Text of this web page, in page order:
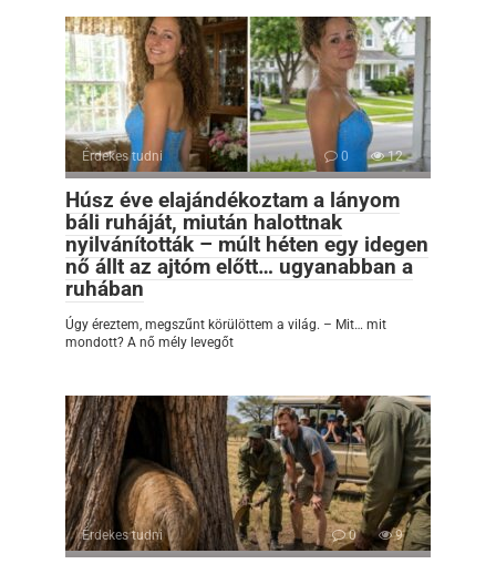
Érdekes tudni 0 12
Húsz éve elajándékoztam a lányom
báli ruháját, miután halottnak
nyilvánították – múlt héten egy idegen
nő állt az ajtóm előtt… ugyanabban a
ruhában
Úgy éreztem, megszűnt körülöttem a világ. – Mit… mit
mondott? A nő mély levegőt
Érdekes tudni 0 9